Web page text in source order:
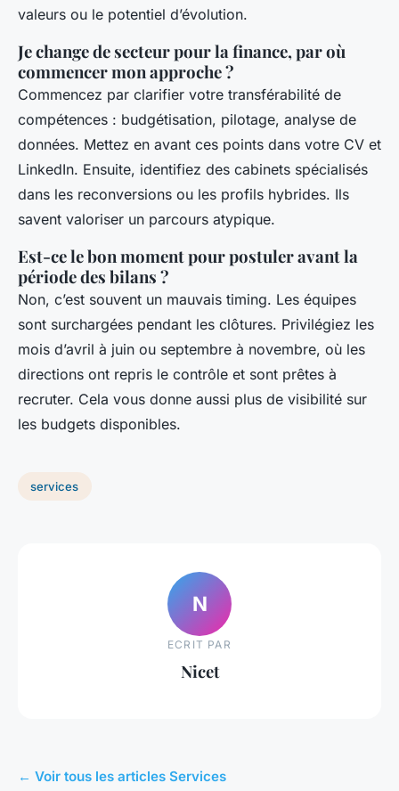
valeurs ou le potentiel d’évolution.
Je change de secteur pour la finance, par où
commencer mon approche ?
Commencez par clarifier votre transférabilité de
compétences : budgétisation, pilotage, analyse de
données. Mettez en avant ces points dans votre CV et
LinkedIn. Ensuite, identifiez des cabinets spécialisés
dans les reconversions ou les profils hybrides. Ils
savent valoriser un parcours atypique.
Est-ce le bon moment pour postuler avant la
période des bilans ?
Non, c’est souvent un mauvais timing. Les équipes
sont surchargées pendant les clôtures. Privilégiez les
mois d’avril à juin ou septembre à novembre, où les
directions ont repris le contrôle et sont prêtes à
recruter. Cela vous donne aussi plus de visibilité sur
les budgets disponibles.
services
N
ECRIT PAR
Nicet
← Voir tous les articles Services